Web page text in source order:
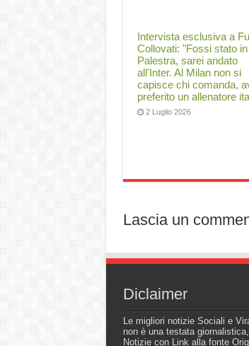
Intervista esclusiva a
Collovati: "Fossi stato in
Palestra, sarei andato
all'Inter. Al Milan non si
capisce chi comanda,
preferito un allenatore
2 Luglio 2026
Lascia un
Diclaimer
Le migliori notizie Sociali e
non è una testata
Notizie con Link alla fonte